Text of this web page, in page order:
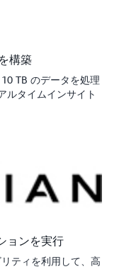
構築
TB のデータを処理
ルタイムインサイト
ョンを実行
ティを利用して、高